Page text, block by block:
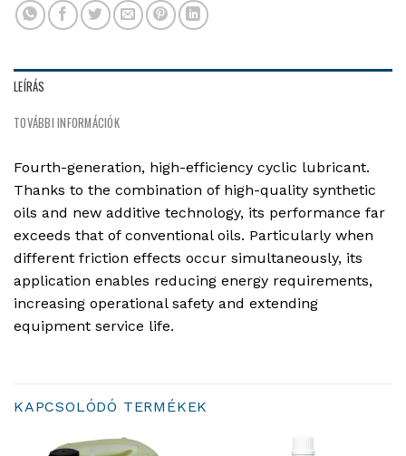
LEÍRÁS
TOVÁBBI INFORMÁCIÓK
Fourth-generation, high-efficiency cyclic lubricant.
Thanks to the combination of high-quality synthetic
oils and new additive technology, its performance far
exceeds that of conventional oils. Particularly when
different friction effects occur simultaneously, its
application enables reducing energy requirements,
increasing operational safety and extending
equipment service life.
KAPCSOLÓDÓ TERMÉKEK